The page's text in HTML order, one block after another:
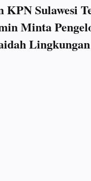
KPN Sulawesi
Minta
Lingkungan